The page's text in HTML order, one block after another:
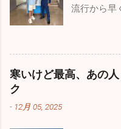
流行から早
あります
ですかね。
が流行し
います。１
寒いけど最高、あの
ク
- 12月 05, 2025